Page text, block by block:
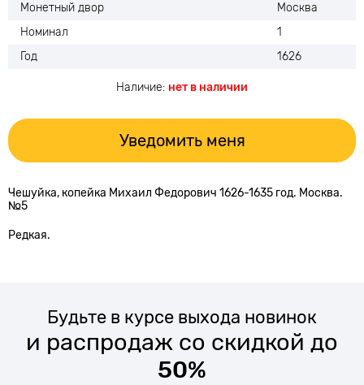
Монетный двор
Москва
Номинал
1
Год
1626
Наличие: нет в наличии
Уведомить меня
Чешуйка, копейка Михаил Федорович 1626-1635 год. Москва.
№5
Редкая.
Будьте в курсе выхода новинок
и распродаж со скидкой до
50%